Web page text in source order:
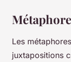
Les
juxtapositions